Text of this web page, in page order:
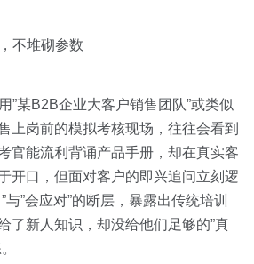
预约演示
不堆砌参数
”某B2B企业大客户销售团队”或类似
上岗前的模拟考核现场，往往会看到
官能流利背诵产品手册，却在真实客
开口，但面对客户的即兴追问立刻逻
与”会应对”的断层，暴露出传统培训
新人知识，却没给他们足够的”真